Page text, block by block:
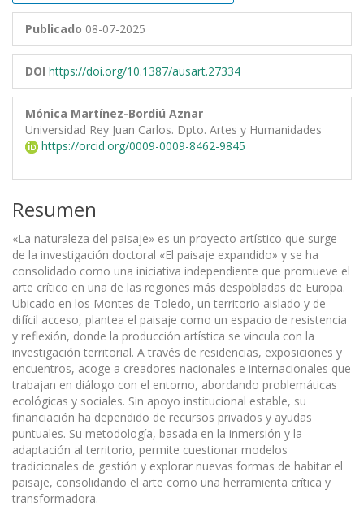
Publicado 08-07-2025
DOI https://doi.org/10.1387/ausart.27334
Mónica Martínez-Bordiú Aznar
Universidad Rey Juan Carlos. Dpto. Artes y Humanidades
https://orcid.org/0009-0009-8462-9845
Resumen
«La naturaleza del paisaje» es un proyecto artístico que surge
de la investigación doctoral «El paisaje expandido» y se ha
consolidado como una iniciativa independiente que promueve el
arte crítico en una de las regiones más despobladas de Europa.
Ubicado en los Montes de Toledo, un territorio aislado y de
difícil acceso, plantea el paisaje como un espacio de resistencia
y reflexión, donde la producción artística se vincula con la
investigación territorial. A través de residencias, exposiciones y
encuentros, acoge a creadores nacionales e internacionales que
trabajan en diálogo con el entorno, abordando problemáticas
ecológicas y sociales. Sin apoyo institucional estable, su
financiación ha dependido de recursos privados y ayudas
puntuales. Su metodología, basada en la inmersión y la
adaptación al territorio, permite cuestionar modelos
tradicionales de gestión y explorar nuevas formas de habitar el
paisaje, consolidando el arte como una herramienta crítica y
transformadora.